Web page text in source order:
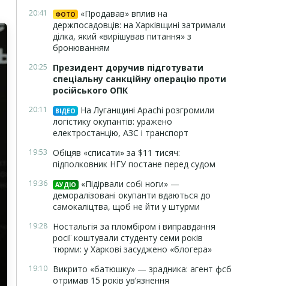
20:41 ФОТО
«Продавав» вплив на
держпосадовців: на Харківщині затримали
ділка, який «вирішував питання» з
бронюванням
20:25
Президент доручив підготувати
спеціальну санкційну операцію проти
російського ОПК
20:11 ВІДЕО
На Луганщині Apachi розгромили
логістику окупантів: уражено
електростанцію, АЗС і транспорт
19:53 Обіцяв «списати» за $11 тисяч:
підполковник НГУ постане перед судом
19:36 АУДІО
«Підірвали собі ноги» —
деморалізовані окупанти вдаються до
самокаліцтва, щоб не йти у штурми
19:28 Ностальгія за пломбіром і виправдання
росії коштували студенту семи років
тюрми: у Харкові засуджено «блогера»
19:10 Викрито «батюшку» — зрадника: агент фсб
отримав 15 років ув’язнення